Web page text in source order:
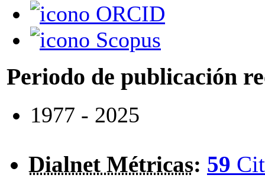
ORCID
Scopus
Periodo de publicación
1977 - 2025
Dialnet Métricas: 59